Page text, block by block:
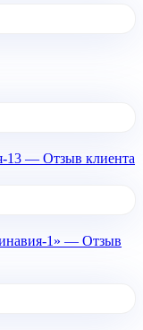
13 — Отзыв клиента
1» — Отзыв